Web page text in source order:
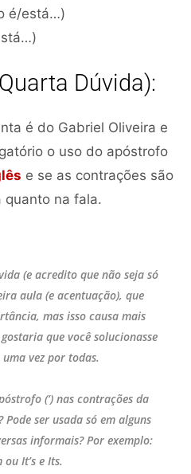
é/está…)
Dúvida):
é do Gabriel Oliveira e
o uso do apóstrofo
e se as contrações são
quanto na fala.
(e acredito que não seja só
aula (e acentuação), que
mas isso causa mais
que você solucionasse
vez por todas.
(‘) nas contrações da
Pode ser usada só em alguns
informais? Por exemplo:
ou It’s e Its.